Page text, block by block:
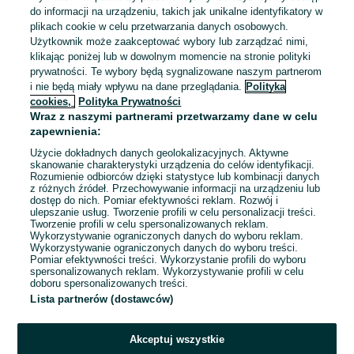
Spawacz MIG/MAG Czarna Stal
Maszyny Rolnicze Niemcy Bawaria
Bayer Riedl Personalservice GmbH
15 000 - 20 000 zł / mies. brutto
Bielsko-Biała
Pełny etat
Umowa o pracę
Kraj: Niemcy
Rekrutacja online
Odświeżono dnia 28 lipca 2026
do informacji na urządzeniu, takich jak unikalne identyfikatory w
plikach cookie w celu przetwarzania danych osobowych.
Użytkownik może zaakceptować wybory lub zarządzać nimi,
klikając poniżej lub w dowolnym momencie na stronie polityki
prywatności. Te wybory będą sygnalizowane naszym partnerom
i nie będą miały wpływu na dane przeglądania. Polityka
cookies,
Polityka Prywatności
Wraz z naszymi partnerami przetwarzamy dane w celu
zapewnienia:
Użycie dokładnych danych geolokalizacyjnych. Aktywne
skanowanie charakterystyki urządzenia do celów identyfikacji.
Rozumienie odbiorców dzięki statystyce lub kombinacji danych
z różnych źródeł. Przechowywanie informacji na urządzeniu lub
dostęp do nich. Pomiar efektywności reklam. Rozwój i
ulepszanie usług. Tworzenie profili w celu personalizacji treści.
Tworzenie profili w celu spersonalizowanych reklam.
Wykorzystywanie ograniczonych danych do wyboru reklam.
Wykorzystywanie ograniczonych danych do wyboru treści.
Pomiar efektywności treści. Wykorzystanie profili do wyboru
spersonalizowanych reklam. Wykorzystywanie profili w celu
doboru spersonalizowanych treści.
Lista partnerów (dostawców)
Akceptuj wszystkie